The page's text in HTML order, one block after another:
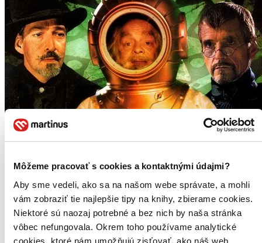
Môžeme pracovať s cookies a kontaktnými údajmi?
Aby sme vedeli, ako sa na našom webe správate, a mohli
vám zobraziť tie najlepšie tipy na knihy, zbierame cookies.
Niektoré sú naozaj potrebné a bez nich by naša stránka
vôbec nefungovala. Okrem toho používame analytické
cookies, ktoré nám umožňujú zisťovať, ako náš web